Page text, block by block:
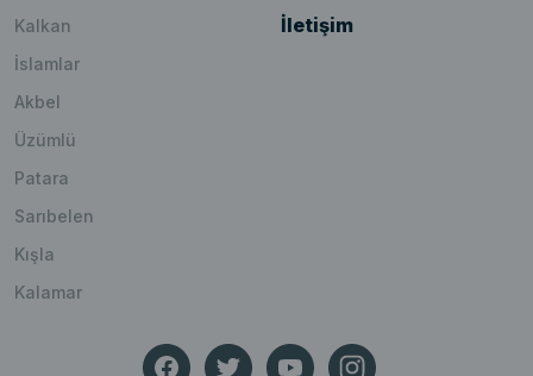
Kalkan
İslamlar
Akbel
Üzümlü
Patara
Sarıbelen
Kışla
Kalamar
İletişim